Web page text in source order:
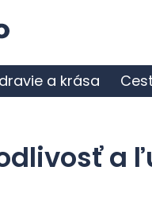
a krása
a